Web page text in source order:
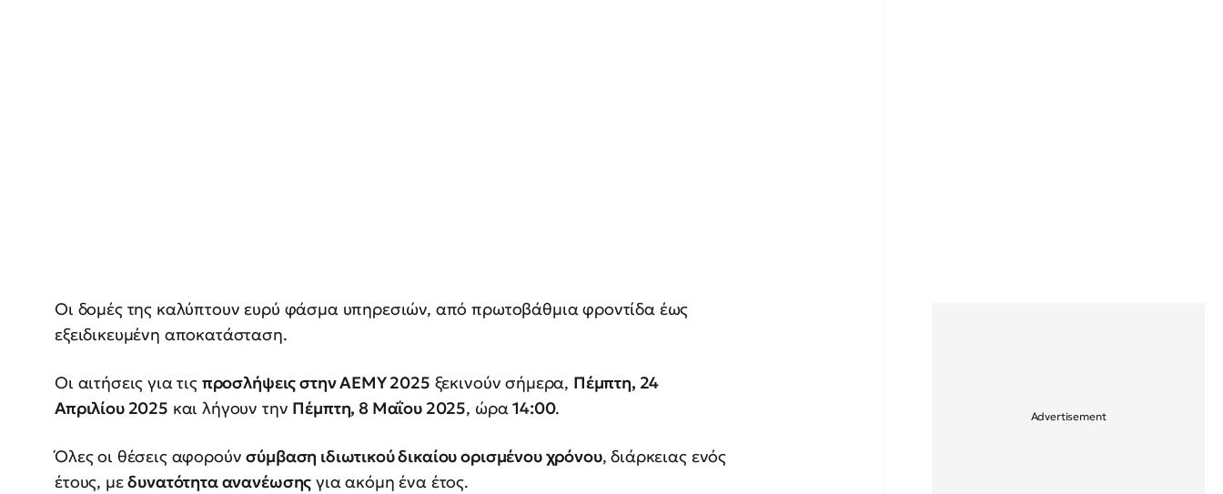
Οι δομές της καλύπτουν ευρύ φάσμα υπηρεσιών, από πρωτοβάθμια φροντίδα έως
εξειδικευμένη αποκατάσταση.
Οι αιτήσεις για τις προσλήψεις στην ΑΕΜΥ 2025 ξεκινούν σήμερα, Πέμπτη, 24
Απριλίου 2025 και λήγουν την Πέμπτη, 8 Μαΐου 2025, ώρα14:00.
Όλες οι θέσεις αφορούνσύμβαση ιδιωτικού δικαίου ορισμένου χρόνου, διάρκειας ενός
έτους, μεδυνατότητα ανανέωσης για ακόμη ένα έτος.